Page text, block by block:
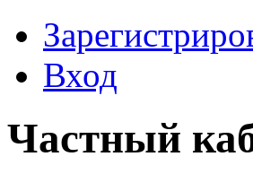
Вход
Частный